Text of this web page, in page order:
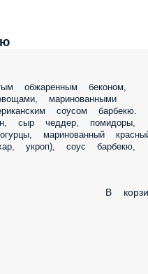
обжаренным беконом,
маринованными
соусом барбекю.
сыр чеддер, помидоры,
маринованный
укроп), соус барбекю,
В